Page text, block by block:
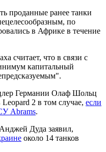
проданные ранее танки
по
в Африке в течение
считает, что в связи с
капитальный
Германии Олаф Шольц
2 в том случае, если
Abrams.
Дуда заявил,
около 14 танков